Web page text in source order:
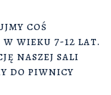
coś
wieku 7-12 lat.
naszej sali
do piwnicy